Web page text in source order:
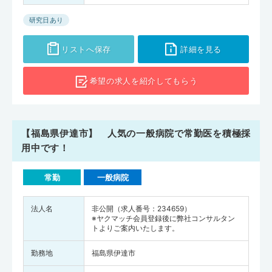
研究日あり
リストへ保存 詳細を見る
希望の求人を紹介してもらう
【福島県伊達市】 人気の一般病院で常勤医を積極採
用中です！
常勤 一般病院
法人名
非公開（求人番号：234659）
※ヤクマッチ会員登録後に弊社コンサルタン
トよりご案内いたします。
勤務地 福島県伊達市